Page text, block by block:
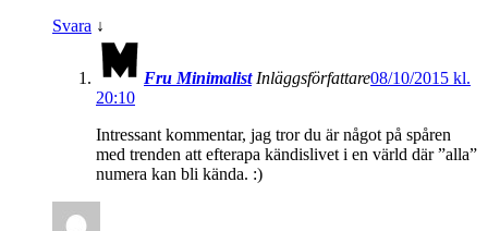
Svara ↓
Fru Minimalist Inläggsförfattare08/10/2015 kl.
20:10
Intressant kommentar, jag tror du är något på spåren
med trenden att efterapa kändislivet i en värld där ”alla”
numera kan bli kända. :)